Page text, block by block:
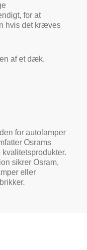
for at
hvis det kræves
af et dæk.
for autolamper
Osrams
sikrer Osram,
eller